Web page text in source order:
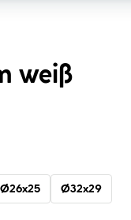
weiß
Ø26x25 Ø32x29